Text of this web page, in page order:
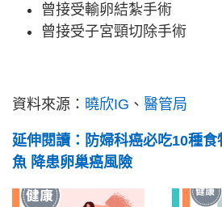
曾接受輸卵結紮手術
曾接受子宮頸切除手術
資料來源： 曉欣IG 、 醫管局
延伸閱讀：防婦科癌必吃10種
魚 降患卵巢癌風險